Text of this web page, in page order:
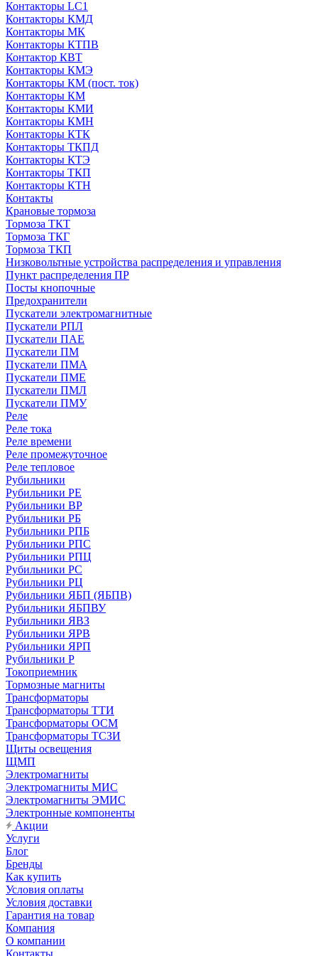
Контакторы LC1
Контакторы КМД
Контакторы МК
Контакторы КТПВ
Контактор КВТ
Контакторы КМЭ
Контакторы КМ (пост. ток)
Контакторы КМ
Контакторы КМИ
Контакторы КМН
Контакторы КТК
Контакторы ТКПД
Контакторы КТЭ
Контакторы ТКП
Контакторы КТН
Контакты
Крановые тормоза
Тормоза ТКТ
Тормоза ТКГ
Тормоза ТКП
Низковольтные устройства распределения и управления
Пункт распределения ПР
Посты кнопочные
Предохранители
Пускатели электромагнитные
Пускатели РПЛ
Пускатели ПАЕ
Пускатели ПМ
Пускатели ПМА
Пускатели ПМЕ
Пускатели ПМЛ
Пускатели ПМУ
Реле
Реле тока
Реле времени
Реле промежуточное
Реле тепловое
Рубильники
Рубильники РЕ
Рубильники ВР
Рубильники РБ
Рубильники РПБ
Рубильники РПС
Рубильники РПЦ
Рубильники РС
Рубильники РЦ
Рубильники ЯБП (ЯБПВ)
Рубильники ЯБПВУ
Рубильники ЯВЗ
Рубильники ЯРВ
Рубильники ЯРП
Рубильники Р
Токоприемник
Тормозные магниты
Трансформаторы
Трансформаторы ТТИ
Трансформаторы ОСМ
Трансформаторы ТСЗИ
Щиты освещения
ЩМП
Электромагниты
Электромагниты МИС
Электромагниты ЭМИС
Электронные компоненты
Акции
Услуги
Блог
Бренды
Как купить
Условия оплаты
Условия доставки
Гарантия на товар
Компания
О компании